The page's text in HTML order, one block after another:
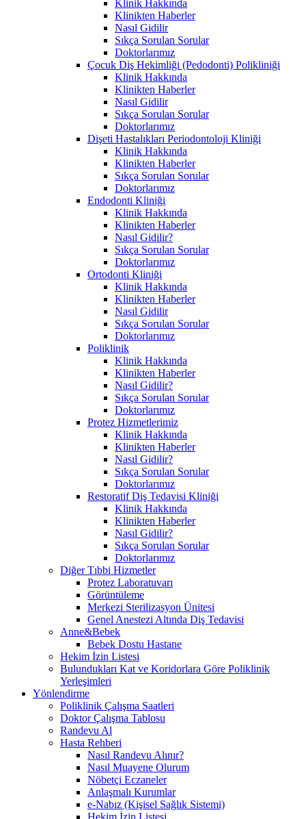
Klinik Hakkında
Klinikten Haberler
Nasıl Gidilir
Sıkça Sorulan Sorular
Doktorlarımız
Çocuk Diş Hekimliği (Pedodonti) Polikliniği
Klinik Hakkında
Klinikten Haberler
Nasıl Gidilir
Sıkça Sorulan Sorular
Doktorlarımız
Dişeti Hastalıkları Periodontoloji Kliniği
Klinik Hakkında
Klinikten Haberler
Sıkça Sorulan Sorular
Doktorlarımız
Endodonti Kliniği
Klinik Hakkında
Klinikten Haberler
Nasıl Gidilir?
Sıkça Sorulan Sorular
Doktorlarımız
Ortodonti Kliniği
Klinik Hakkında
Klinikten Haberler
Nasıl Gidilir
Sıkça Sorulan Sorular
Doktorlarımız
Poliklinik
Klinik Hakkında
Klinikten Haberler
Nasıl Gidilir?
Sıkça Sorulan Sorular
Doktorlarımız
Protez Hizmetlerimiz
Klinik Hakkında
Klinikten Haberler
Nasıl Gidilir?
Sıkça Sorulan Sorular
Doktorlarımız
Restoratif Diş Tedavisi Kliniği
Klinik Hakkında
Klinikten Haberler
Nasıl Gidilir?
Sıkça Sorulan Sorular
Doktorlarımız
Diğer Tıbbi Hizmetler
Protez Laboratuvarı
Görüntüleme
Merkezi Sterilizasyon Ünitesi
Genel Anestezi Altında Diş Tedavisi
Anne&Bebek
Bebek Dostu Hastane
Hekim İzin Listesi
Bulundukları Kat ve Koridorlara Göre Poliklinik
Yerleşimleri
Yönlendirme
Poliklinik Çalışma Saatleri
Doktor Çalışma Tablosu
Randevu Al
Hasta Rehberi
Nasıl Randevu Alınır?
Nasıl Muayene Olurum
Nöbetçi Eczaneler
Anlaşmalı Kurumlar
e-Nabız (Kişisel Sağlık Sistemi)
Hekim İzin Listesi